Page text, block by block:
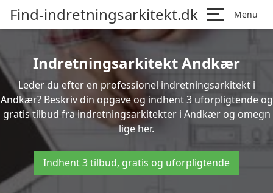
Find-indretningsarkitekt.dk Menu
Indretningsarkitekt Andkær
Leder du efter en professionel indretningsarkitekt i
Andkær? Beskriv din opgave og indhent 3 uforpligtende og
gratis tilbud fra indretningsarkitekter i Andkær og omegn
lige her.
Indhent 3 tilbud, gratis og uforpligtende